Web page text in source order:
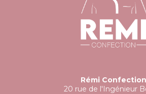
Rémi Confection
20 rue de l'Ingénieur